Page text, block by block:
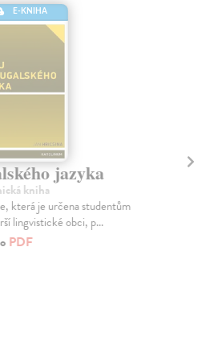
E-KNIHA
jazyka
kniha
která je určena studentům
lingvistické obci, p...
PDF